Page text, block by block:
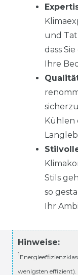
und
dass
Ihre
Kühlen
Stils
so
Ihr
Hinweise:
1
wenigsten effizient).